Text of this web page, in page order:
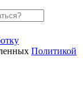
Политикой